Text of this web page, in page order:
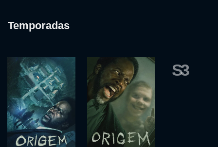
Temporadas
S3